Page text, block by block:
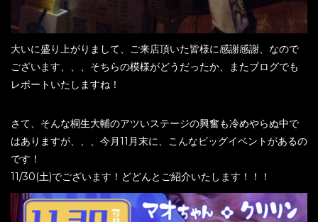
大いに盛り上がりまして、ご来店頂いた皆様に感謝感謝、なので
ございます、、、そちらの模様がどうだったか、またブログでも
レポートいたしますね！
さて、そんな桐生大輔のアツいステージの興奮も冷めやらぬ中で
はありますが、、、今月11月末に、こんなビッグイベントがあるの
です！
11/30(土)でございます！どどんとご紹介いたします！！！